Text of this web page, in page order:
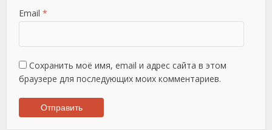
Email *
Сохранить моё имя, email и адрес сайта в этом
браузере для последующих моих комментариев.